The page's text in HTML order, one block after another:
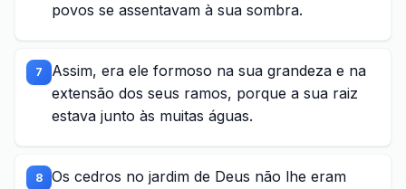
povos se assentavam à sua sombra.
7
Assim, era ele formoso na sua grandeza e na
extensão dos seus ramos, porque a sua raiz
estava junto às muitas águas.
8
Os cedros no jardim de Deus não lhe eram